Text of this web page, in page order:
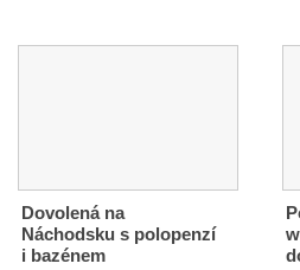
Dovolená na
Náchodsku s polopenzí
i bazénem